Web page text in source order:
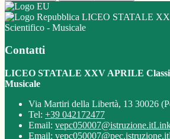
LICEO STATALE
Scientifico - Musicale
Contatti
LICEO STATALE XXV APRILE
Musicale
Via Martiri della Libertà, 13 30026
Tel: +39 042172477
Email: vepc050007@istruzione.it
Email: vepc050007@pec.istruzione.it